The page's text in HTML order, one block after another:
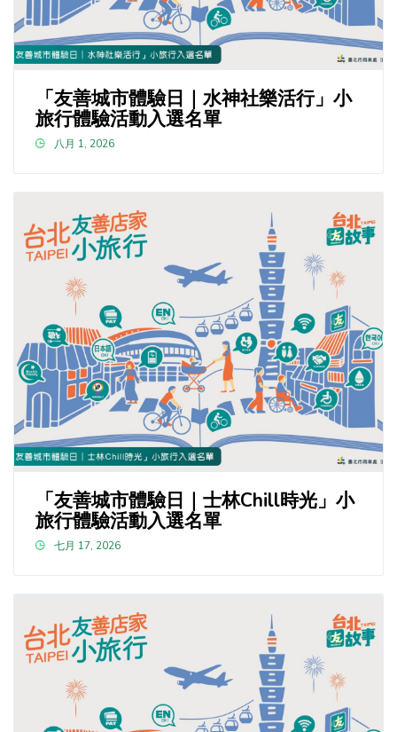
「友善城市體驗日｜水神社樂活行」小
旅行體驗活動入選名單
八月 1, 2026
「友善城市體驗日｜士林Chill時光」小
旅行體驗活動入選名單
七月 17, 2026